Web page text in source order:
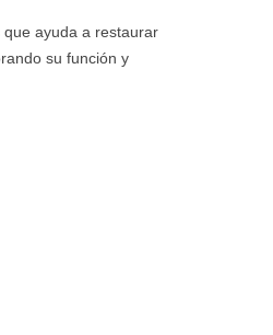
ayuda a restaurar
su función y